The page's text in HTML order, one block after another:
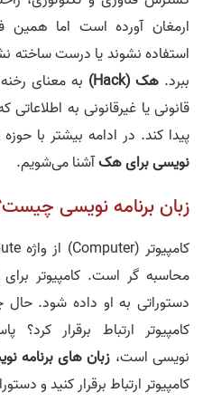
استفاده نشوند یا درست ساخته
ببرد. هک (Hack)
به معنای
قانونی یا غیرقانونی به
پیدا کند. در ادامه بیشتر با
نویسی‌ برای هکآشنا می‌شویم.
زبان برنامه نویسی
محاسبه گر است. کامپیوتر
دستوراتی به او داده شود.
کامپیوتر ارتباط برقرار
نویسی است، زبان های برنامه
کامپیوتر ارتباط برقرار کنید و